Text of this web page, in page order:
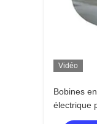
Vidéo
Bobines
électrique
fer-blanc